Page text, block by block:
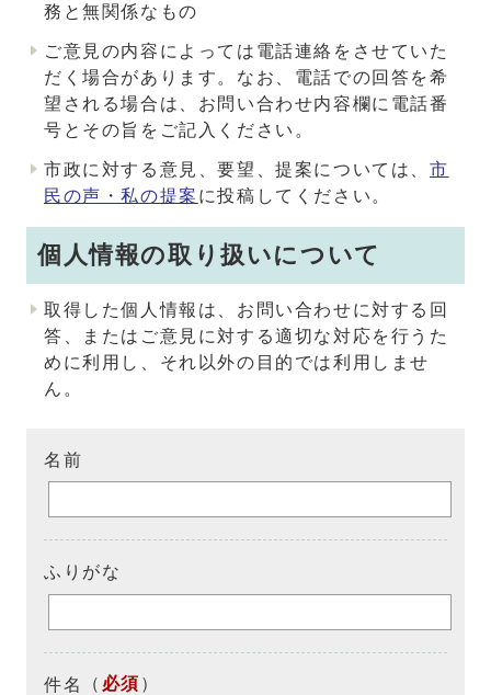
務と無関係なもの
ご意見の内容によっては電話連絡をさせていた
だく場合があります。なお、電話での回答を希
望される場合は、お問い合わせ内容欄に電話番
号とその旨をご記入ください。
市政に対する意見、要望、提案については、 市
民の声・私の提案 に投稿してください。
個人情報の取り扱いについて
取得した個人情報は、お問い合わせに対する回
答、またはご意見に対する適切な対応を行うた
めに利用し、それ以外の目的では利用しませ
ん。
名前
ふりがな
件名 （ 必須 ）